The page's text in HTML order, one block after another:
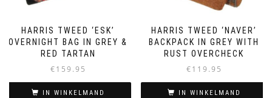
HARRIS TWEED ‘ESK’
OVERNIGHT BAG IN GREY &
RED TARTAN
€159.95
IN WINKELMAND
HARRIS TWEED ‘NAVER’
BACKPACK IN GREY WITH
RUST OVERCHECK
€119.95
IN WINKELMAND